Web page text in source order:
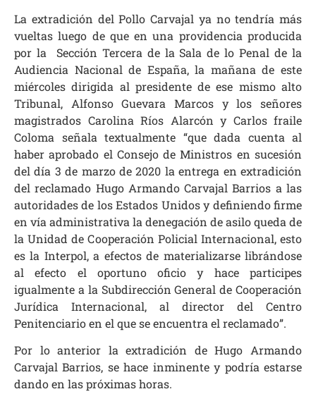
La extradición del Pollo Carvajal ya no tendría más
vueltas luego de que en una providencia producida
por la Sección Tercera de la Sala de lo Penal de la
Audiencia Nacional de España, la mañana de este
miércoles dirigida al presidente de ese mismo alto
Tribunal, Alfonso Guevara Marcos y los señores
magistrados Carolina Ríos Alarcón y Carlos fraile
Coloma señala textualmente “que dada cuenta al
haber aprobado el Consejo de Ministros en sucesión
del día 3 de marzo de 2020 la entrega en extradición
del reclamado Hugo Armando Carvajal Barrios a las
autoridades de los Estados Unidos y definiendo firme
en vía administrativa la denegación de asilo queda de
la Unidad de Cooperación Policial Internacional, esto
es la Interpol, a efectos de materializarse librándose
al efecto el oportuno oficio y hace participes
igualmente a la Subdirección General de Cooperación
Jurídica Internacional, al director del Centro
Penitenciario en el que se encuentra el reclamado”.
Por lo anterior la extradición de Hugo Armando
Carvajal Barrios, se hace inminente y podría estarse
dando en las próximas horas.